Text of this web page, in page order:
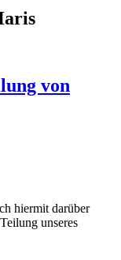
von
hiermit darüber
unseres